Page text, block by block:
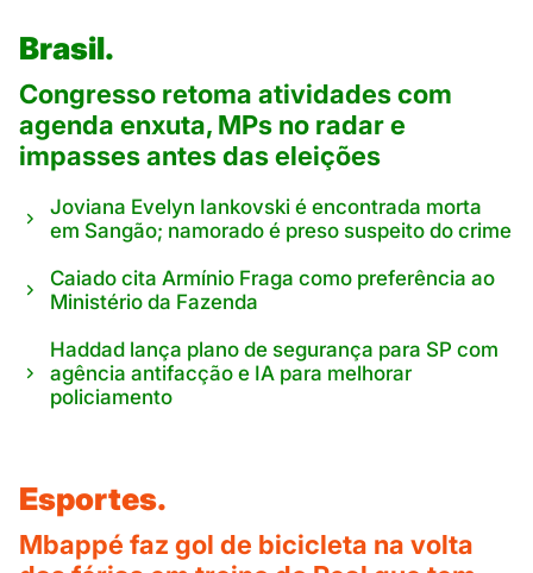
Brasil.
Congresso retoma atividades com
agenda enxuta, MPs no radar e
impasses antes das eleições
Joviana Evelyn Iankovski é encontrada morta
em Sangão; namorado é preso suspeito do crime
Caiado cita Armínio Fraga como preferência ao
Ministério da Fazenda
Haddad lança plano de segurança para SP com
agência antifacção e IA para melhorar
policiamento
Esportes.
Mbappé faz gol de bicicleta na volta